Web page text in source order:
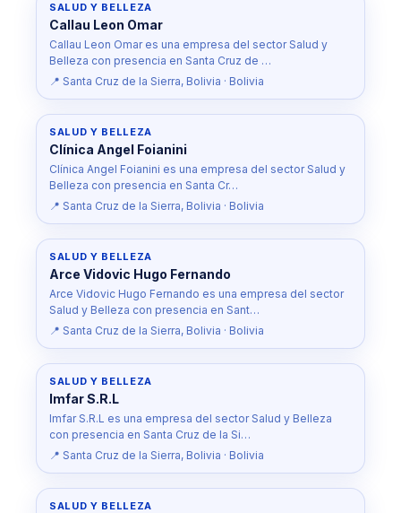
SALUD Y BELLEZA
Callau Leon Omar
Callau Leon Omar es una empresa del sector Salud y
Belleza con presencia en Santa Cruz de …
📍 Santa Cruz de la Sierra, Bolivia · Bolivia
SALUD Y BELLEZA
Clínica Angel Foianini
Clínica Angel Foianini es una empresa del sector Salud y
Belleza con presencia en Santa Cr…
📍 Santa Cruz de la Sierra, Bolivia · Bolivia
SALUD Y BELLEZA
Arce Vidovic Hugo Fernando
Arce Vidovic Hugo Fernando es una empresa del sector
Salud y Belleza con presencia en Sant…
📍 Santa Cruz de la Sierra, Bolivia · Bolivia
SALUD Y BELLEZA
Imfar S.R.L
Imfar S.R.L es una empresa del sector Salud y Belleza
con presencia en Santa Cruz de la Si…
📍 Santa Cruz de la Sierra, Bolivia · Bolivia
SALUD Y BELLEZA